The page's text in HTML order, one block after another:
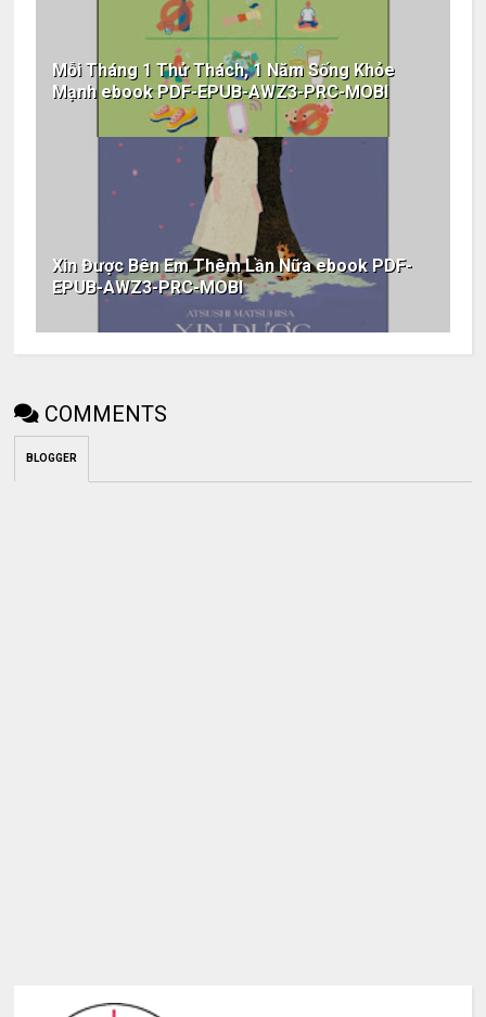
Mỗi Tháng 1 Thử Thách, 1 Năm Sống Khỏe
Mạnh ebook PDF-EPUB-AWZ3-PRC-MOBI
Xin Được Bên Em Thêm Lần Nữa ebook PDF-
EPUB-AWZ3-PRC-MOBI
COMMENTS
BLOGGER